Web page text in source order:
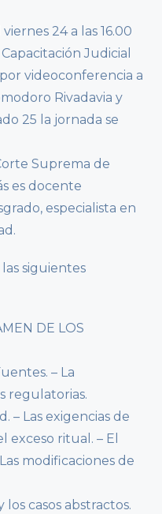
24 a las 16.00
Judicial
videoconferencia a
Rivadavia y
25 la jornada se
Suprema de
es docente
especialista en
siguientes
DE LOS
– La
regulatorias.
– Las exigencias de
ritual. – El
modificaciones de
casos abstractos.